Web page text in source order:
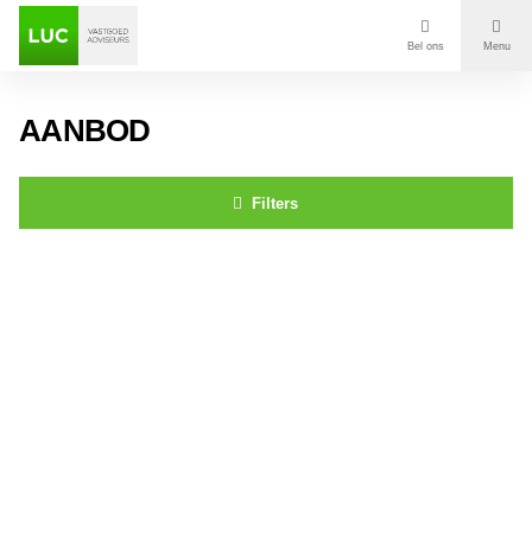
Bel ons Menu
AANBOD
Filters